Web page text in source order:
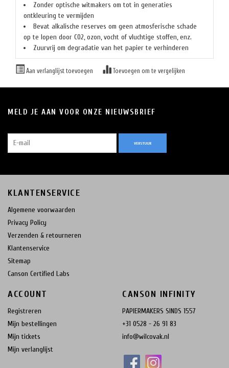
Zonder optische witmakers om tot in generaties
ontkleuring te vermijden
Bevat alkalische reserves om geen atmosferische schade
op te lopen door C02, ozon, vocht of vluchtige stoffen, enz.
Zuurvrij om degradatie van het papier te verhinderen
Aan verlanglijst toevoegen Toevoegen om te vergelijken
MELD JE AAN VOOR ONZE NIEUWSBRIEF
VERSTUUR
KLANTENSERVICE
Algemene voorwaarden
Privacy Policy
Verzenden & retourneren
Klantenservice
Sitemap
Canson Certified Labs
ACCOUNT
Registreren
Mijn bestellingen
Mijn tickets
Mijn verlanglijst
CANSON INFINITY
PAPIERMAKERS SINDS 1557
+31 0528 - 26 91 83
info@wilcovak.nl